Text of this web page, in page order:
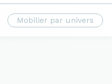
Mobilier par univers